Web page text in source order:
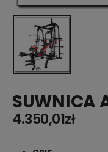
SUWNICA
4.350,01zł